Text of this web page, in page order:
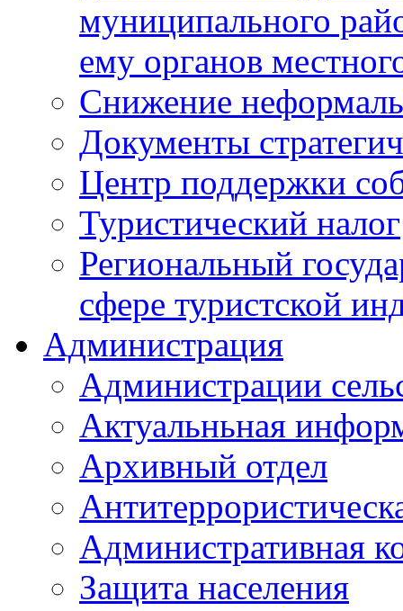
муниципального
ему органов
Снижение
Документы
Центр поддержки
Туристический налог
Региональный
сфере туристской
Администрация
Администрации
Актуальньная
Архивный отдел
Административная
Защита населения